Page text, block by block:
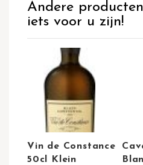
Andere
iets voor u zijn!
Vin de Constance
50cl Klein